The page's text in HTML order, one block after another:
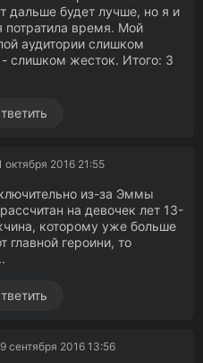
дальше будет лучше, но я и
потратила время. Мой
аудитории слишком
- слишком жесток. Итого: 3
октября 2016 21:55
из-за Эммы
на девочек лет 13-
которому уже больше
главной героини, то
сентября 2016 13:56